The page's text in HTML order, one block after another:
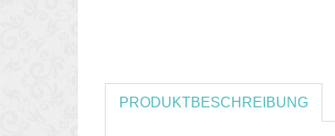
PRODUKTBESCHREIBUNG